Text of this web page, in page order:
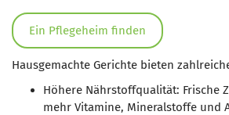
Ein Pflegeheim finden
Hausgemachte Gerichte bieten
Höhere Nährstoffqualität: Frische
mehr Vitamine, Mineralstoffe und